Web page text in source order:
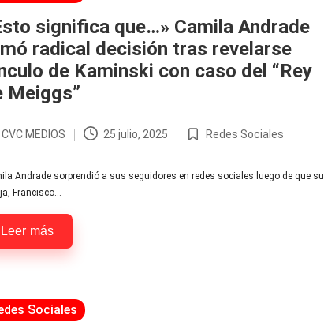
significa que…» Camila Andrade
radical decisión tras revelarse
de Kaminski con caso del “Rey
Meiggs”
CVC MEDIOS 25 julio, 2025
Publicada
Redes Sociales
Andrade sorprendió a sus seguidores en redes sociales luego de que su
Francisco…
Leer más
Sociales